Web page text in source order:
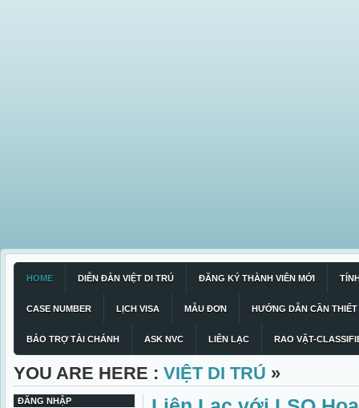
HOME DIỄN ĐÀN VIỆT DI TRÚ ĐĂNG KÝ THÀNH VIÊN MỚI
CASE NUMBER LỊCH VISA MẪU ĐƠN HƯỚNG DẪN CẦN THIẾT
BẢO TRỢ TÀI CHÁNH ASK NVC LIÊN LẠC RAO VẶT-
YOU ARE HERE : VIỆT DI TRÚ »
ĐĂNG NHẬP